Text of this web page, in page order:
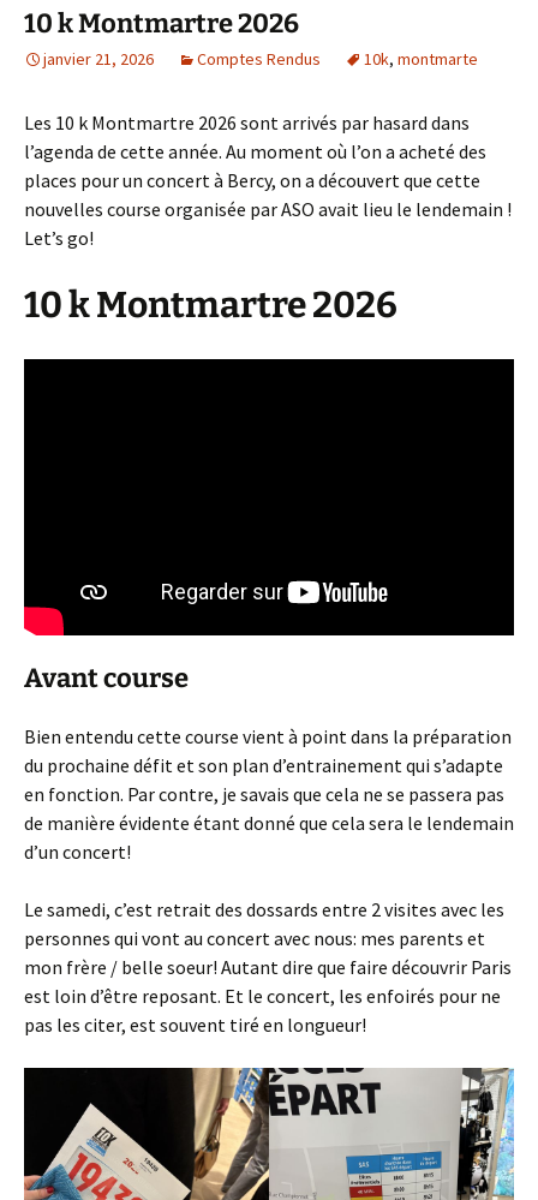
10 k Montmartre 2026
janvier 21, 2026 Comptes Rendus 10k, montmarte
Les 10 k Montmartre 2026 sont arrivés par hasard dans
l’agenda de cette année. Au moment où l’on a acheté des
places pour un concert à Bercy, on a découvert que cette
nouvelles course organisée par ASO avait lieu le lendemain !
Let’s go!
10 k Montmartre 2026
Avant course
Bien entendu cette course vient à point dans la préparation
du prochaine défit et son plan d’entrainement qui s’adapte
en fonction. Par contre, je savais que cela ne se passera pas
de manière évidente étant donné que cela sera le lendemain
d’un concert!
Le samedi, c’est retrait des dossards entre 2 visites avec les
personnes qui vont au concert avec nous: mes parents et
mon frère / belle soeur! Autant dire que faire découvrir Paris
est loin d’être reposant. Et le concert, les enfoirés pour ne
pas les citer, est souvent tiré en longueur!